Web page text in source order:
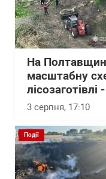
На
масштабну
3 серпня, 17:10
Події